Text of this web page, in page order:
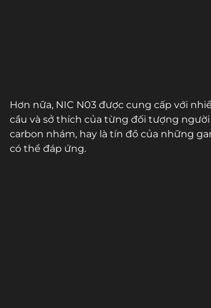
Hơn nữa, NIC N03 được cung cấp với
cầu và sở thích của từng đối tượng
carbon nhám, hay là tín đồ của những
có thể đáp ứng.